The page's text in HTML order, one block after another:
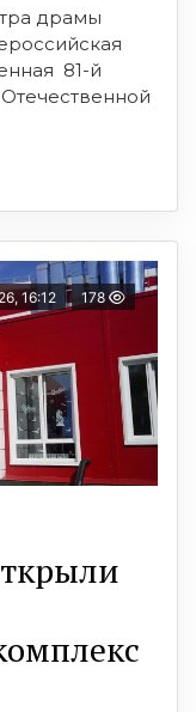
драмы
81-й
16:12 178